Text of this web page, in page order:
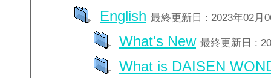
English 最終更新日 : 2023年02月
What's New 最終更新日 :
What is DAISEN